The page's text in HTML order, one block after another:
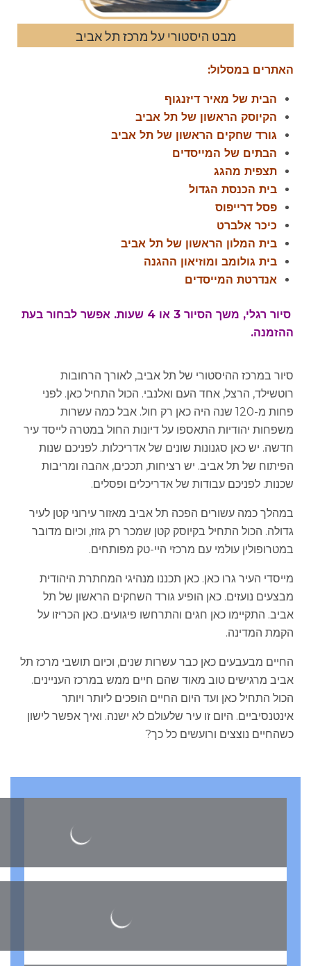
מבט היסטורי על מרכז תל אביב
האתרים במסלול:
הבית של מאיר דיזנגוף
הקיוסק הראשון של תל אביב
גורד שחקים הראשון של תל אביב
הבתים של המייסדים
תצפית מהגג
בית הכנסת הגדול
פסל דרייפוס
כיכר אלברט
בית המלון הראשון של תל אביב
בית גולומב ומוזיאון ההגנה
אנדרטת המייסדים
סיור רגלי, משך הסיור 3 או 4 שעות. אפשר לבחור בעת
ההזמנה.
סיור במרכז ההיסטורי של תל אביב, לאורך הרחובות
רוטשילד, הרצל, אחד העם ואלנבי. הכול התחיל כאן. לפני
פחות מ-120 שנה היה כאן רק חול. אבל כמה עשרות
משפחות יהודיות התאספו על דיונות החול במטרה לייסד עיר
חדשה. יש כאן סגנונות שונים של אדריכלות. לפניכם שנות
הפיתוח של תל אביב. יש רציחות, תככים, אהבה ומריבות
שכנות. לפניכם עבודות של אדריכלים ופסלים.
במהלך כמה עשורים הפכה תל אביב מאזור עירוני קטן לעיר
גדולה. הכול התחיל בקיוסק קטן שמכר רק גזוז, וכיום מדובר
במטרופולין עולמי עם מרכזי היי-טק מפותחים.
מייסדי העיר גרו כאן. כאן תכננו מנהיגי המחתרת היהודית
מבצעים נועזים. כאן הופיע גורד השחקים הראשון של תל
אביב. התקיימו כאן חגים והתרחשו פיגועים. כאן הכריזו על
הקמת המדינה.
החיים מבעבעים כאן כבר עשרות שנים, וכיום תושבי מרכז תל
אביב מרגישים טוב מאוד שהם חיים ממש במרכז העניינים.
הכול התחיל כאן ועד היום החיים הופכים ליותר ויותר
אינטנסיביים. היום זו עיר שלעולם לא ישנה. ואיך אפשר לישון
כשהחיים נוצצים ורועשים כל כך?